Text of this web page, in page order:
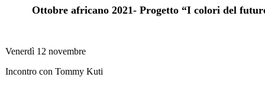
Ottobre africano 2021- Progetto “I colori del
Venerdì 12 novembre
Incontro con Tommy Kuti